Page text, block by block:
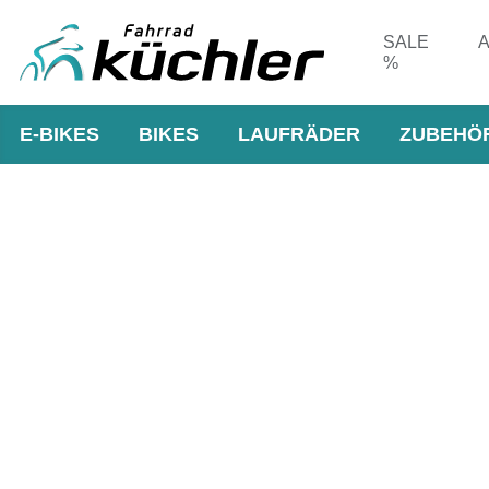
SALE
%
E-BIKES BIKES LAUFRÄDER